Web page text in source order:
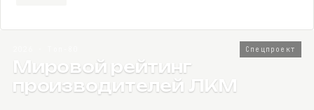
Спецпроект
Мировой рейтинг
производителей ЛКМ